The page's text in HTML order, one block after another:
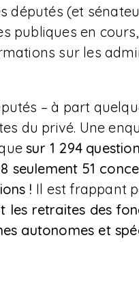
députés (et
publiques en
sur les
– à part
du privé. Une
sur 1 294
seulement 51
! Il est frappant
les retraites des
autonomes et